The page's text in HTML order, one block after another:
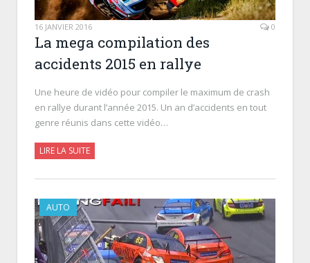
16 JANVIER 2016 0
La mega compilation des
accidents 2015 en rallye
Une heure de vidéo pour compiler le maximum de crash
en rallye durant l’année 2015. Un an d’accidents en tout
genre réunis dans cette vidéo…
LIRE LA SUITE
AUTO